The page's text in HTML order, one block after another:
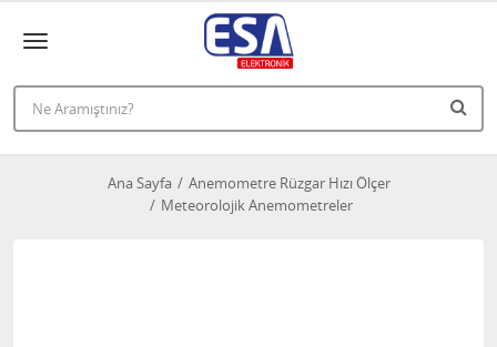
Ana Sayfa
Anemometre Rüzgar Hızı Ölçer
Meteorolojik Anemometreler